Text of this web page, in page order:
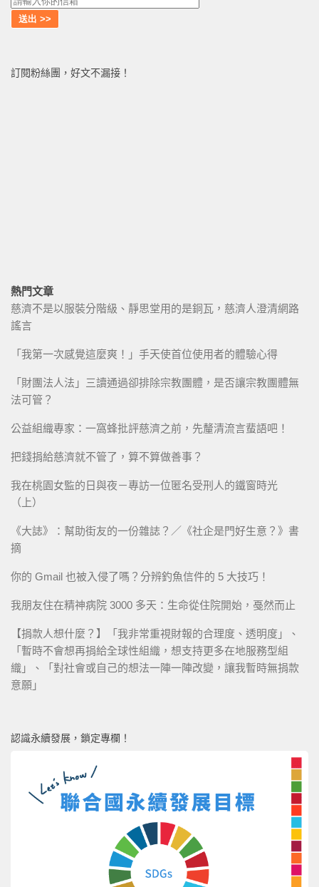
訂閱粉絲團，好文不漏接！
熱門文章
慈濟不是以服裝分階級、靜思堂用的是銅瓦，慈濟人澄清網路
謠言
「我第一次感覺這麼爽！」手天使首位使用者的體驗心得
「財團法人法」三讀通過卻排除宗教團體，是否讓宗教團體無
法可管？
公益組織專家：一窩蜂批評慈濟之前，先釐清流言蜚語吧！
把錢捐給慈濟就不管了，算不算做善事？
我在桃園女監的日與夜－專訪一位匿名受刑人的鐵窗時光
（上）
《大誌》：幫助街友的一份雜誌？／《社企是門好生意？》書
摘
你的 Gmail 也被入侵了嗎？分辨釣魚信件的 5 大技巧！
我朋友住在精神病院 3000 多天：生命從住院開始，戞然而止
【捐款人想什麼？】「我非常重視財報的合理度、透明度」、
「暫時不會想再捐給全球性組織，想支持更多在地服務型組
織」、「對社會或自己的想法一陣一陣改變，讓我暫時無捐款
意願」
認識永續發展，鎖定專欄！